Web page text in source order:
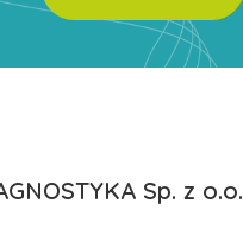
Sp. z o.o.